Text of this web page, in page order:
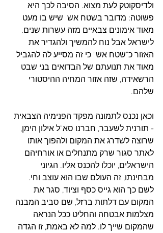
ולדיסקוטק לעת מצוא. הסיבה לכך היא
פשוטה: מדובר בשטח אש  שיש בו מעט
מאוד אימונים צבאיים מזה עשרות שנים.
לישראל אבל נוח להמשיך ולהגדיר את
האזור כ"שטח אש" כי זה מסייע לה להגביל
מאוד את תנועתם של הבדואים בני שבט
הרשאידה, שזה אזור המחיה ההיסטורי
שלהם.
וכאן נכנס לתמונה מפקד הפנימיה הצבאית
- תורנית לשעבר, חברנו סא"ל אילון הימן,
שרוצה לשדרג את המקום ולהפוך אותו
לאתר סגור שרק מתנחלים או אורחיהם
הישראלים, יוכלו להכנס אליו. הגיוני
מבחינתו, זה העולם שבו הוא עוצב וחי.
לשם כך הוא גייס כסף וציוד, סגר את
המקום עם דלתות ברזל, שם סביב המבנה
מצלמות אבטחה והחליט ככל הנראה
שהמקום שייך לו. למה לא באמת, זו הגדה